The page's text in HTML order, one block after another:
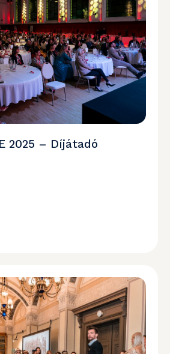
2025 – Díjátadó